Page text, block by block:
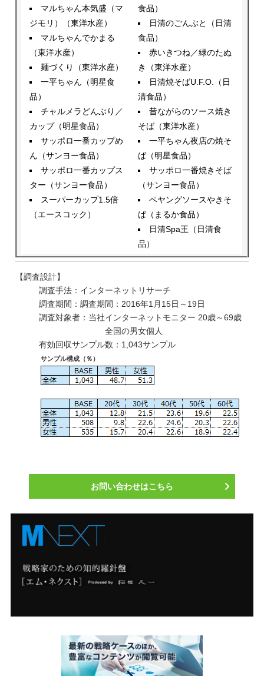
マルちゃん本気盛（マ
ジモリ）（東洋水産）
マルちゃんでかまる
（東洋水産）
麺づくり（東洋水産）
一平ちゃん（明星食
品）
チャルメラどんぶり／
カップ（明星食品）
サッポロ一番カップめ
ん（サンヨー食品）
サッポロ一番カップス
ター（サンヨー食品）
スーパーカップ1.5倍
（エースコック）
食品）
日清のごんぶと（日清
食品）
赤いきつね／緑のたぬ
き（東洋水産）
日清焼そばU.F.O.（日
清食品）
昔ながらのソース焼き
そば（東洋水産）
一平ちゃん夜店の焼そ
ば（明星食品）
サッポロ一番焼きそば
（サンヨー食品）
ペヤングソースやきそ
ば（まるか食品）
日清Spa王（日清食
品）
【調査設計】
調査手法：インターネットリサーチ
調査期間：調査期間：2016年1月15日～19日
調査対象者：当社インターネットモニター 20歳～69歳
全国の男女個人
有効回収サンプル数：1,043サンプル
サンプル構成（％）
お問い合わせはこちら